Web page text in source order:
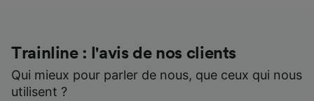
Trainline : l'avis de nos clients
Qui mieux pour parler de nous, que ceux qui nous
utilisent ?